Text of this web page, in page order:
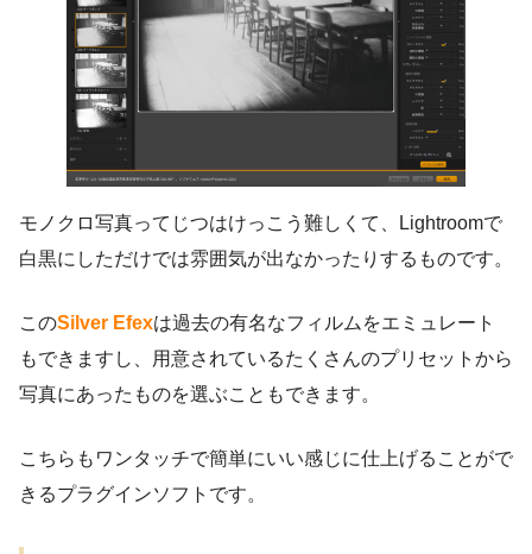
モノクロ写真ってじつはけっこう難しくて、Lightroomで
白黒にしただけでは雰囲気が出なかったりするものです。
このSilver Efexは過去の有名なフィルムをエミュレート
もできますし、用意されているたくさんのプリセットから
写真にあったものを選ぶこともできます。
こちらもワンタッチで簡単にいい感じに仕上げることがで
きるプラグインソフトです。